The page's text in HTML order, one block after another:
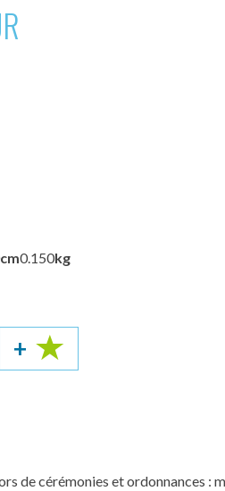
cm0.150kg
+
de cérémonies et ordonnances :